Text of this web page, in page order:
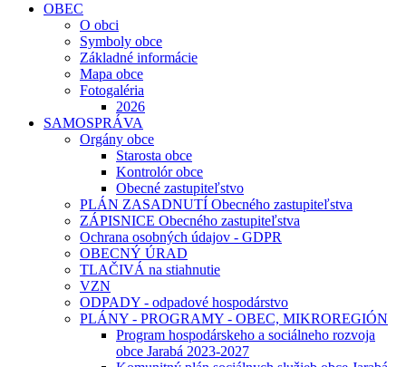
OBEC
O obci
Symboly obce
Základné informácie
Mapa obce
Fotogaléria
2026
SAMOSPRÁVA
Orgány obce
Starosta obce
Kontrolór obce
Obecné zastupiteľstvo
PLÁN ZASADNUTÍ Obecného zastupiteľstva
ZÁPISNICE Obecného zastupiteľstva
Ochrana osobných údajov - GDPR
OBECNÝ ÚRAD
TLAČIVÁ na stiahnutie
VZN
ODPADY - odpadové hospodárstvo
PLÁNY - PROGRAMY - OBEC, MIKROREGIÓN
Program hospodárskeho a sociálneho rozvoja
obce Jarabá 2023-2027